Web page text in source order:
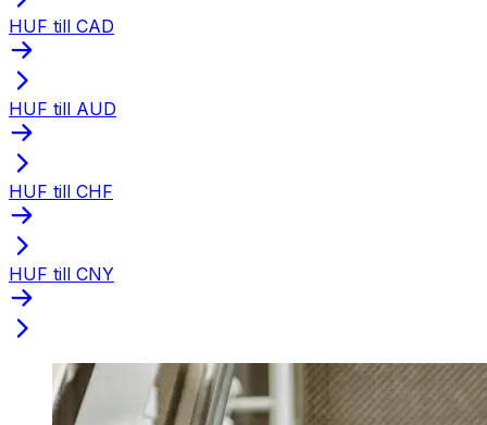
HUF till CAD
HUF till AUD
HUF till CHF
HUF till CNY